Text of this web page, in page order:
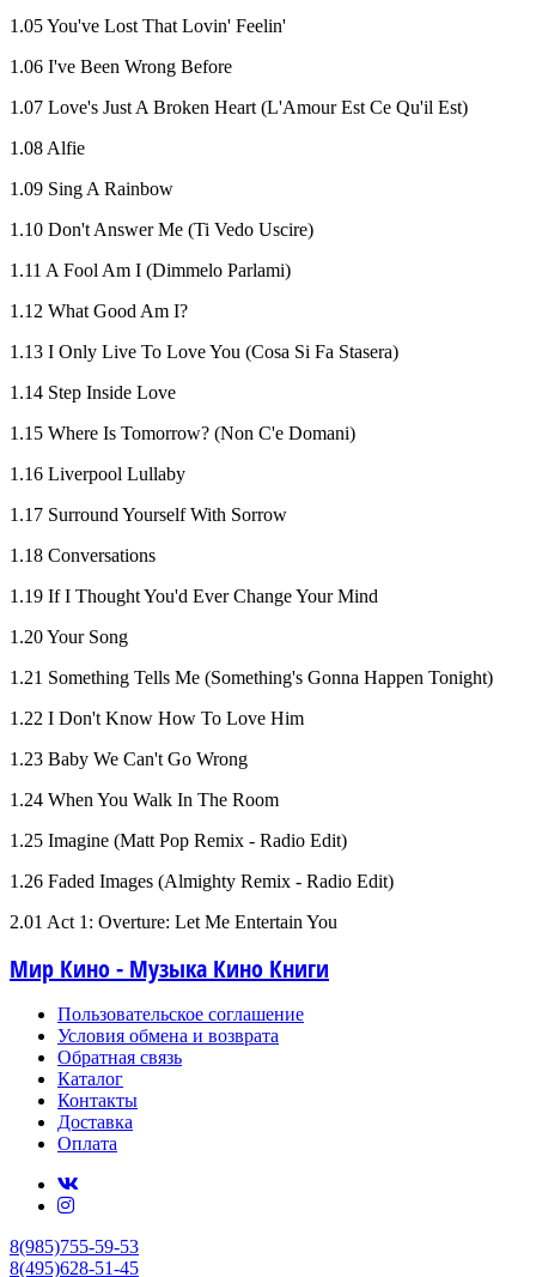
1.05 You've Lost That Lovin' Feelin'
1.06 I've Been Wrong Before
1.07 Love's Just A Broken Heart (L'Amour Est Ce Qu'il Est)
1.08 Alfie
1.09 Sing A Rainbow
1.10 Don't Answer Me (Ti Vedo Uscire)
1.11 A Fool Am I (Dimmelo Parlami)
1.12 What Good Am I?
1.13 I Only Live To Love You (Cosa Si Fa Stasera)
1.14 Step Inside Love
1.15 Where Is Tomorrow? (Non C'e Domani)
1.16 Liverpool Lullaby
1.17 Surround Yourself With Sorrow
1.18 Conversations
1.19 If I Thought You'd Ever Change Your Mind
1.20 Your Song
1.21 Something Tells Me (Something's Gonna Happen Tonight)
1.22 I Don't Know How To Love Him
1.23 Baby We Can't Go Wrong
1.24 When You Walk In The Room
1.25 Imagine (Matt Pop Remix - Radio Edit)
1.26 Faded Images (Almighty Remix - Radio Edit)
2.01 Act 1: Overture: Let Me Entertain You
Мир Кино - Музыка Кино Книги
Пользовательское соглашение
Условия обмена и возврата
Обратная связь
Каталог
Контакты
Доставка
Оплата
8(985)755-59-53
8(495)628-51-45